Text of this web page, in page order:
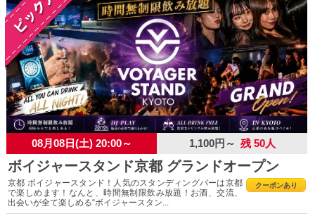
08月08日(土) 20:00～ 1,100円～ 残 50人
ボイジャースタンド京都 グランドオープン
クーポンあり
京都 ボイジャースタンド！人気のスタンディングバーは京都
で楽しめます！なんと、時間無制限飲み放題！お酒、交流、
出会いが全て楽しめる“ボイジャースタン...